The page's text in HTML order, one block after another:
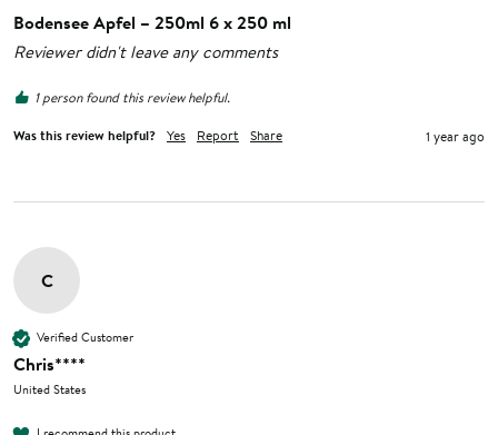
Bodensee Apfel – 250ml 6 x 250 ml
Reviewer didn't leave any comments
1 person found this review helpful.
Was this review helpful? Yes Report Share 1 year ago
C
Verified Customer
Chris****
United States